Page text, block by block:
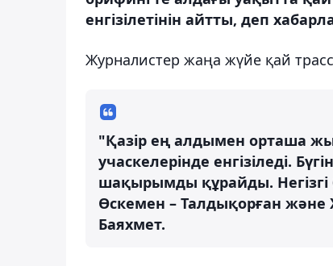
енгізілетінін айтты, деп
Журналистер жаңа жүйе қай
"Қазір ең алдымен орташа
учаскелерінде енгізіледі.
шақырымды құрайды. Негізгі
Өскемен – Талдықорған және
Баяхмет.